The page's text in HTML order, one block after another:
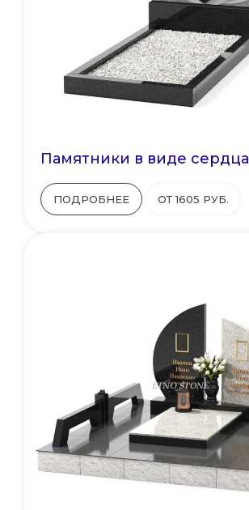
Памятники в виде сердца
ПОДРОБНЕЕ ОТ 1605 РУБ.